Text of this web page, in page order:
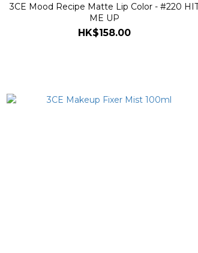
3CE Mood Recipe Matte Lip Color - #220
ME UP
HK$158.00